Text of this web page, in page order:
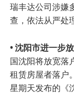
瑞丰达公司涉嫌
查，依法从严处
• 沈阳市进一步
国沈阳将放宽落
租赁房屋者落户
星期天发布的《